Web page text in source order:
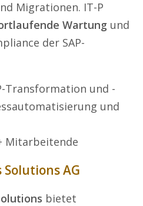
Migrationen. IT-P
Wartung und
der SAP-
Transformation und -
und
Mitarbeitende
Solutions AG
bietet